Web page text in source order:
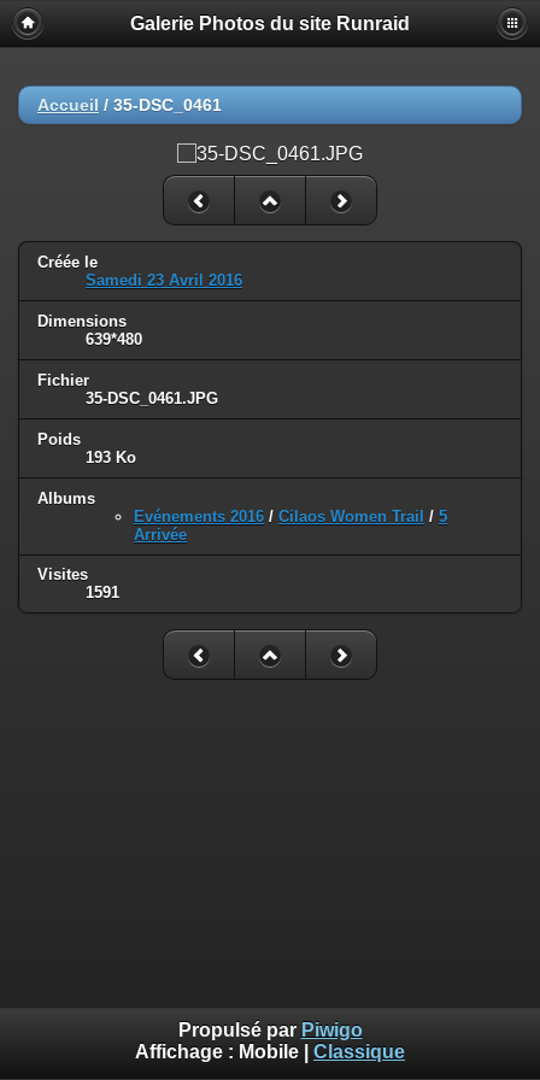
Galerie Photos du site Runraid
Accueil / 35-DSC_0461
Créée le
Samedi 23 Avril 2016
Dimensions
639*480
Fichier
35-DSC_0461.JPG
Poids
193 Ko
Albums
Evénements 2016 / Cilaos Women Trail / 5
Arrivée
Visites
1591
Propulsé par Piwigo
Affichage : Mobile Classique